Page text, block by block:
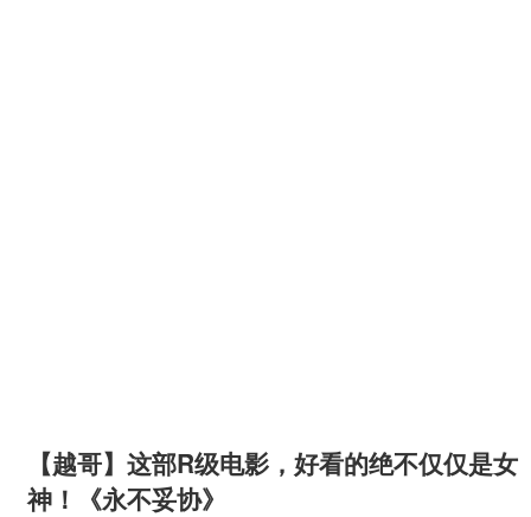
【越哥】这部R级电影，好看的绝不仅仅是女
神！《永不妥协》